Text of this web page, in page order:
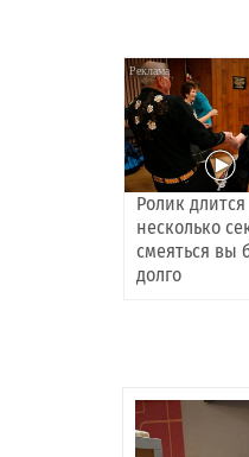
Ролик длится
несколько
смеяться вы
долго